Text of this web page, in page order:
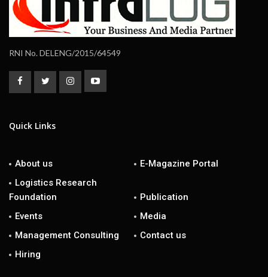
RNI No. DELENG/2015/64549
Quick Links
About us
E-Magazine Portal
Logistics Research
Foundation
Publication
Events
Media
Management Consulting
Contact us
Hiring